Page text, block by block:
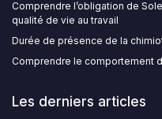
Comprendre l’obligation de
qualité de vie au travail
Durée de présence de la
Comprendre le comportement
Les derniers articles